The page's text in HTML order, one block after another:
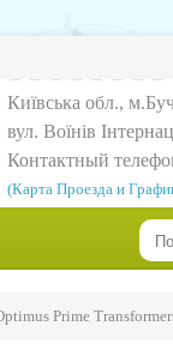
Київська обл.,
вул. Воїнiв
Контактный
(Карта Проезда и
Prime